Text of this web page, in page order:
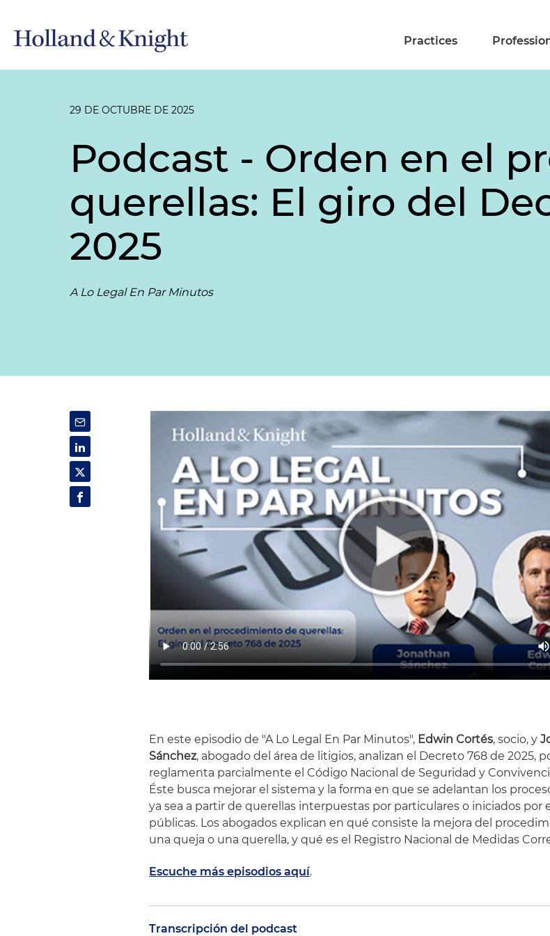
Practices
29 DE OCTUBRE DE 2025
Podcast - Orden en el
querellas: El giro del
2025
A Lo Legal En Par Minutos
En este episodio de "A Lo Legal En Par Minutos", Edwin Cortés, socio, y
Sánchez, abogado del área de litigios, analizan el Decreto 768 de 2025,
reglamenta parcialmente el Código Nacional de Seguridad y
Éste busca mejorar el sistema y la forma en que se adelantan los
ya sea a partir de querellas interpuestas por particulares o iniciados por
públicas. Los abogados explican en qué consiste la mejora del
una queja o una querella, y qué es el Registro Nacional de Medidas
Escuche más episodios aquí.
Transcripción del podcast